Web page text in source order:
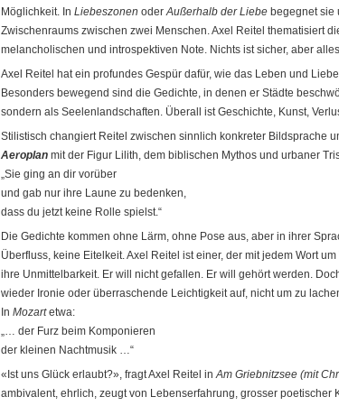
Möglichkeit. In Liebeszonen oder Außerhalb der Liebe begegnet sie
Zwischenraums zwischen zwei Menschen. Axel Reitel thematisiert
melancholischen und introspektiven Note. Nichts ist sicher, aber
Axel Reitel hat ein profundes Gespür dafür, wie das Leben und
Besonders bewegend sind die Gedichte, in denen er Städte
sondern als Seelenlandschaften. Überall ist Geschichte, Kunst,
Stilistisch changiert Reitel zwischen sinnlich konkreter Bildsprache
Aeroplan mit der Figur Lilith, dem biblischen Mythos und urbaner
„Sie ging an dir vorüber
und gab nur ihre Laune zu bedenken,
dass du jetzt keine Rolle spielst.“
Die Gedichte kommen ohne Lärm, ohne Pose aus, aber in ihrer
Überfluss, keine Eitelkeit. Axel Reitel ist einer, der mit jedem Wort
ihre Unmittelbarkeit. Er will nicht gefallen. Er will gehört werden.
wieder Ironie oder überraschende Leichtigkeit auf, nicht um zu
In Mozartetwa:
„… der Furz beim Komponieren
der kleinen Nachtmusik …“
«Ist uns Glück erlaubt?», fragt Axel Reitel inAm Griebnitzsee (mit
ambivalent, ehrlich, zeugt von Lebenserfahrung, grosser poetischer